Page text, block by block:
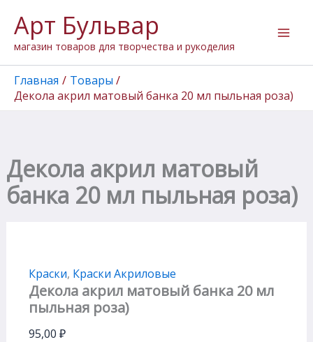
содержимому
Арт Бульвар
магазин товаров для творчества и рукоделия
Главная
Товары
Декола акрил матовый банка 20 мл пыльная роза)
Декола акрил матовый
банка 20 мл пыльная роза)
Краски, Краски Акриловые
Декола акрил матовый банка 20 мл
пыльная роза)
95,00 ₽